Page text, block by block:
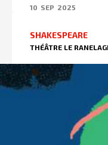
10 SEP 2025
SHAKESPEARE
THÉÂTRE LE